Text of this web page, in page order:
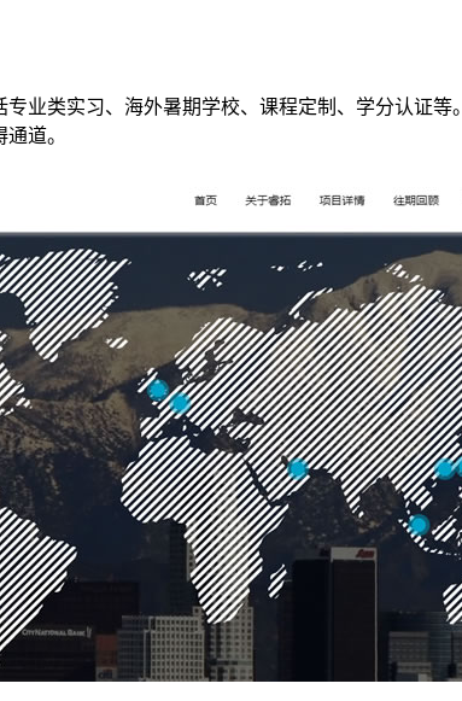
类实习、海外暑期学校、课程定制、学分认证等
道。